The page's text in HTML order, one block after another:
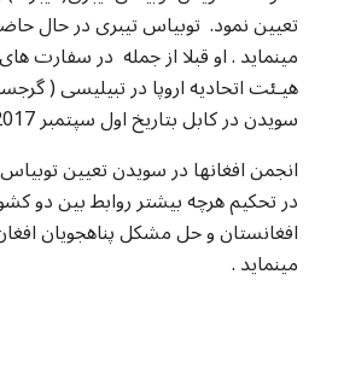
تعیین نمود. توبیاس تیبری در حال
مینماید . او قبلا از جمله در
هیـئت اتحادیه اروپا در تبیلیسی (
سویدن در کابل بتاریخ اول سپتمبر 2017آغاز مینماید.
انجمن افغانها در سویدن تعیین
در تحکیم هرچه بیشتر روابط بین دو
افغانستان و حل مشکل پناهجویان
مینماید .